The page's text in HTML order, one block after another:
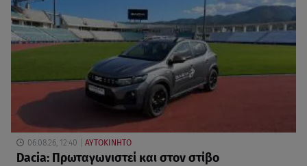
06.08.26, 12:40 ΑΥΤΟΚΙΝΗΤΟ
Dacia: Πρωταγωνιστεί και στον στίβο